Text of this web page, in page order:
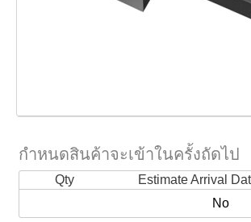
กำหนดสินค้าจะเข้าในครั้งถัดไป
Qty Estimate Arrival
No